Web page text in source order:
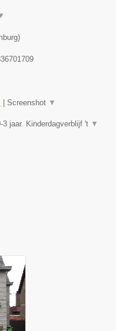
)
Screenshot ▼
jaar. Kinderdagverblijf 't ▼